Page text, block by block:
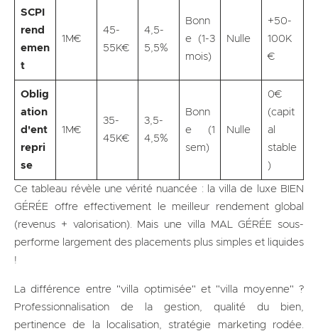
SCPI
rend
emen
t
1M€
45-
55K€
4,5-
5,5%
Bonn
e (1-3
mois)
Nulle
+50-
100K
€
Oblig
ation
d'ent
repri
se
1M€
35-
45K€
3,5-
4,5%
Bonn
e (1
sem)
Nulle
0€
(capit
al
stable
)
Ce tableau révèle une vérité nuancée : la villa de luxe BIEN
GÉRÉE offre effectivement le meilleur rendement global
(revenus + valorisation). Mais une villa MAL GÉRÉE sous-
performe largement des placements plus simples et liquides
!
La différence entre "villa optimisée" et "villa moyenne" ?
Professionnalisation de la gestion, qualité du bien,
pertinence de la localisation, stratégie marketing rodée.